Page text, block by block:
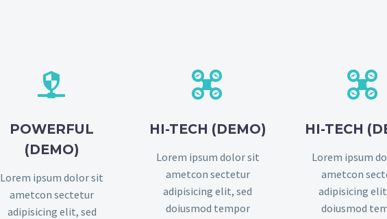


POWERFUL
(DEMO)
Lorem ipsum dolor sit
ametcon sectetur
adipisicing elit, sed


HI-TECH (DEMO)
Lorem ipsum dolor sit
ametcon sectetur
adipisicing elit, sed
doiusmod tempor


HI-TECH
Lorem ipsum
ametcon
adipisicing
doiusmod